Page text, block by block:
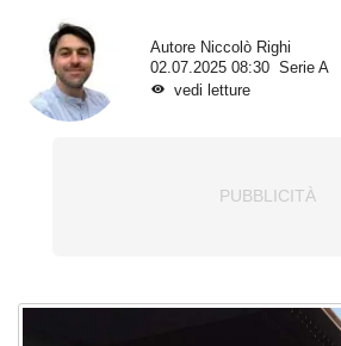
Autore Niccolò Righi
02.07.2025 08:30
Serie A
vedi letture